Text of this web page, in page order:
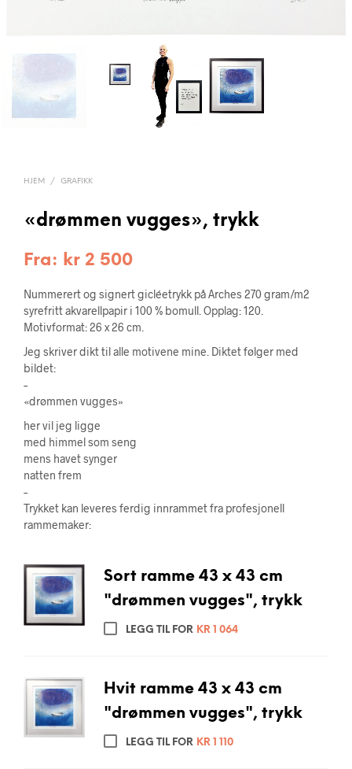
HJEM / GRAFIKK
«drømmen vugges», trykk
Fra: kr 2 500
Nummerert og signert gicléetrykk på Arches 270 gram/m2
syrefritt akvarellpapir i 100 % bomull. Opplag: 120.
Motivformat: 26 x 26 cm.
Jeg skriver dikt til alle motivene mine. Diktet følger med
bildet:
–
«drømmen vugges»
her vil jeg ligge
med himmel som seng
mens havet synger
natten frem
–
Trykket kan leveres ferdig innrammet fra profesjonell
rammemaker:
Sort ramme 43 x 43 cm
"drømmen vugges", trykk
LEGG TIL FOR KR1 064
Hvit ramme 43 x 43 cm
"drømmen vugges", trykk
LEGG TIL FOR KR1 110